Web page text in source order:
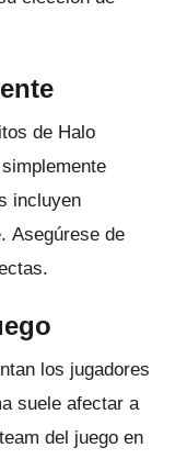
de Halo
incluyen
Asegúrese de
los jugadores
suele afectar a
del juego en